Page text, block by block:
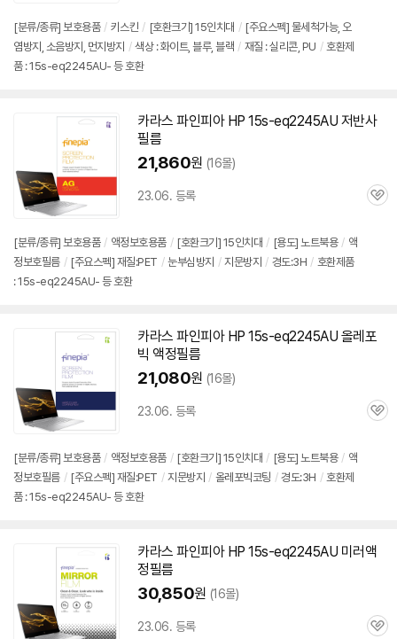
[분류/종류] 보호용품 / 키스킨 / [호환크기] 15인치대 / [주요스펙] 물세척가능, 오
염방지, 소음방지, 먼지방지 / 색상 : 화이트, 블루, 블랙 / 재질 : 실리콘, PU / 호환제
품 : 15s-eq2245AU- 등 호환
카라스 파인피아 HP 15s-eq2245AU 저반사
필름
21,860원 (16몰)
23.06. 등록
관
[분류/종류] 보호용품 / 액정보호용품 / [호환크기] 15인치대 / [용도] 노트북용 / 액
정보호필름 / [주요스펙] 재질:PET / 눈부심방지 / 지문방지 / 경도:3H / 호환제품
: 15s-eq2245AU- 등 호환
카라스 파인피아 HP 15s-eq2245AU 올레포
빅 액정필름
21,080원 (16몰)
23.06. 등록
관
[분류/종류] 보호용품 / 액정보호용품 / [호환크기] 15인치대 / [용도] 노트북용 / 액
정보호필름 / [주요스펙] 재질:PET / 지문방지 / 올레포빅코팅 / 경도:3H / 호환제
품 : 15s-eq2245AU- 등 호환
카라스 파인피아 HP 15s-eq2245AU 미러액
정필름
30,850원 (16몰)
23.06. 등록 관
세부정보 열기/접기